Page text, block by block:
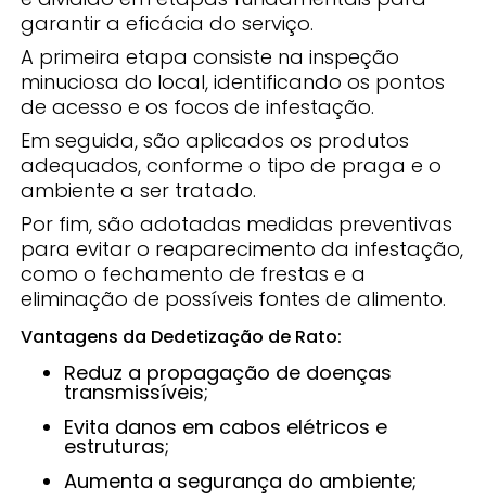
garantir a eficácia do serviço.
A primeira etapa consiste na inspeção
minuciosa do local, identificando os pontos
de acesso e os focos de infestação.
Em seguida, são aplicados os produtos
adequados, conforme o tipo de praga e o
ambiente a ser tratado.
Por fim, são adotadas medidas preventivas
para evitar o reaparecimento da infestação,
como o fechamento de frestas e a
eliminação de possíveis fontes de alimento.
Vantagens da Dedetização de Rato:
Reduz a propagação de doenças
transmissíveis;
Evita danos em cabos elétricos e
estruturas;
Aumenta a segurança do ambiente;